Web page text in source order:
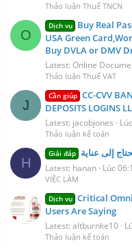
Thảo luận Thuế TNCN
O
Dịch vụ Buy Real
USA Green
Buy DVLA or DMV
Latest: Online
Thảo luận Thuế VAT
J
Cần giúp CC-CVV
DEPOSITS LOGINS
Latest: jacobjones
Thảo luận kế toán
H
Giải đáp إلى عناية
Latest: hanan Lúc
VIỆC LÀM
Dịch vụ Critical
Users Are Saying
Latest: altburnke10
Thảo luận kế toán